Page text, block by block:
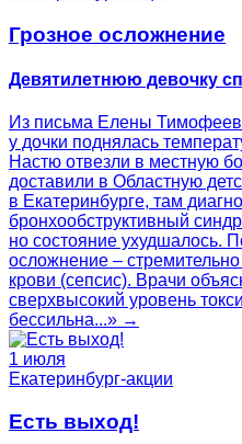
Грозное осложнение
Девятилетнюю девочку
Из письма Елены
у дочки поднялась
Настю отвезли в местную
доставили в Областную
в Екатеринбурге, там
бронхообструктивный
но состояние ухудшалось.
осложнение –
крови (сепсис). Врачи
сверхвысокий уровень
бессильна...» →
1 июля
Екатеринбург-акции
Есть выход!